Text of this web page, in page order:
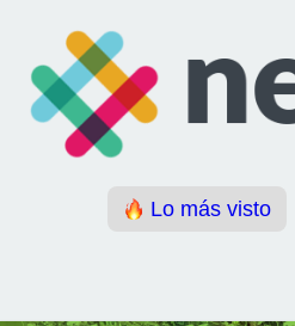
Lo más visto